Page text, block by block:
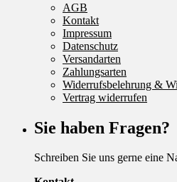
AGB
Kontakt
Impressum
Datenschutz
Versandarten
Zahlungsarten
Widerrufsbelehrung &
Vertrag widerrufen
Sie haben Fragen?
Schreiben Sie uns gerne eine